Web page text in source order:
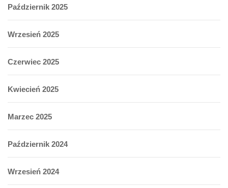
Październik 2025
Wrzesień 2025
Czerwiec 2025
Kwiecień 2025
Marzec 2025
Październik 2024
Wrzesień 2024